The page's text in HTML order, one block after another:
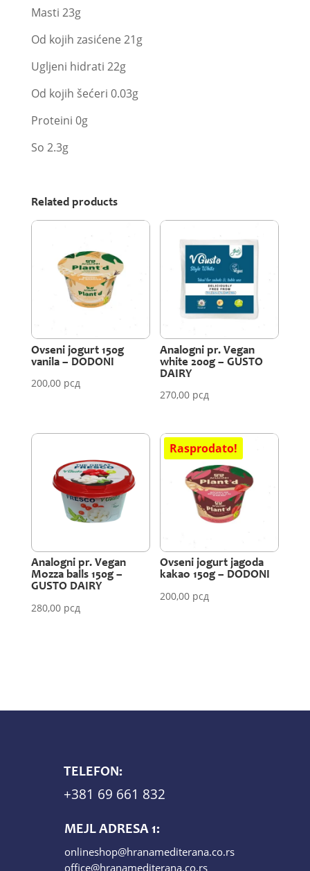
Masti 23g
Od kojih zasićene 21g
Ugljeni hidrati 22g
Od kojih šećeri 0.03g
Proteini 0g
So 2.3g
Related products
Ovseni jogurt 150g
vanila – DODONI
200,00 рсд
Analogni pr. Vegan
white 200g – GUSTO
DAIRY
270,00 рсд
Analogni pr. Vegan
Mozza balls 150g –
GUSTO DAIRY
280,00 рсд
Ovseni jogurt jagoda
kakao 150g – DODONI
200,00 рсд
TELEFON:
+381 69 661 832
MEJL ADRESA 1:
onlineshop@hranamediterana.co.rs
office@hranamediterana.co.rs